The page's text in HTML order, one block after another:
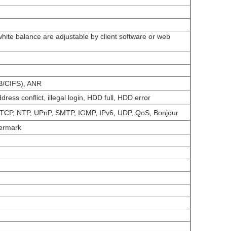
balance are adjustable by client software or web
CIFS), ANR
conflict, illegal login, HDD full, HDD error
NTP, UPnP, SMTP, IGMP, IPv6, UDP, QoS, Bonjour